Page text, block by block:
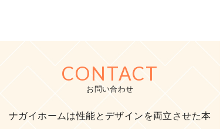
CONTACT
お問い合わせ
ナガイホームは性能とデザインを両立させた本